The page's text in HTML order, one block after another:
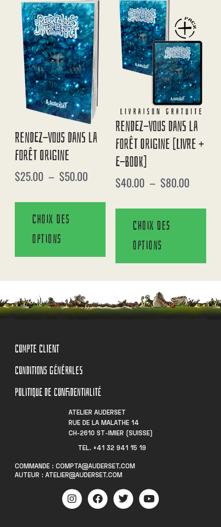
Rendez-Vous Dans La
Forêt Origine
$25.00 – $50.00
Choix des
options
Rendez-Vous Dans La
Forêt Origine [Livre +
E-Book]
$40.00 – $80.00
Choix des
options
COMPTE CLIENT
CONDITIONS GÉNÉRALES
POLITIQUE DE CONFIDENTIALITÉ
ATELIER AUDERSET
RUE DE LA MALATHE 14
CH-2610 ST-IMIER (SUISSE)
TEL. +41 32 941 15 19​
COMMANDE : COMPTA@AUDERSET.COM
AUTEUR : ATELIER@AUDERSET.COM